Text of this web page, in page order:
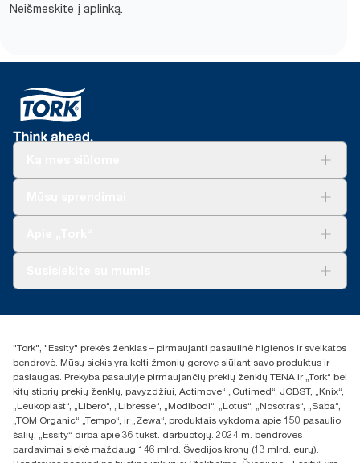
Neišmeskite į aplinką.​
+370 5 268 3455
UAB Essity Lithuania
Naugarduko g. 98
LT-03160 Vilnius, Lietuva
"Tork", "Essity" prekės ženklas – pirmaujanti pasaulinė higienos ir sveikatos
bendrovė. Mūsų siekis yra kelti žmonių gerovę siūlant savo produktus ir
paslaugas. Prekyba pasaulyje pirmaujančių prekių ženklų TENA ir „Tork“ bei
kitų stiprių prekių ženklų, pavyzdžiui, Actimove“ „Cutimed“, JOBST, „Knix“,
„Leukoplast“, „Libero“, „Libresse“, „Modibodi“, „Lotus“, „Nosotras“, „Saba“,
„TOM Organic“ „Tempo“, ir „Zewa“, produktais vykdoma apie 150 pasaulio
šalių. „Essity“ dirba apie 36 tūkst. darbuotojų. 2024 m. bendrovės
pardavimai siekė maždaug 146 mlrd. Švedijos kronų (13 mlrd. eurų).